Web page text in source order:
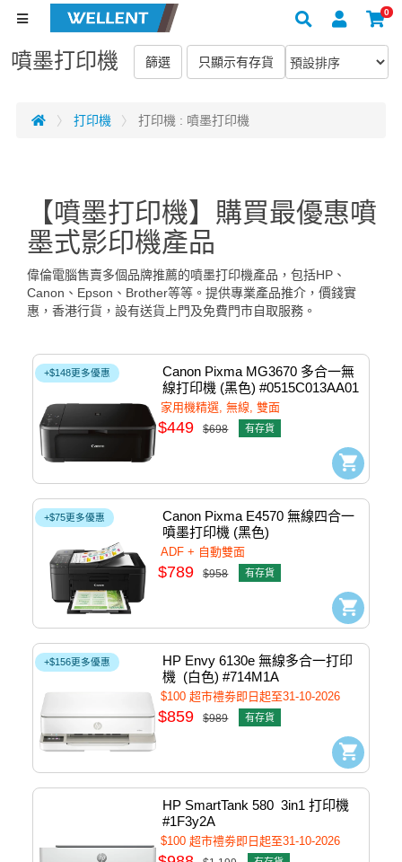
0
噴墨打印機
打印機 打印機 : 噴墨打印機
【噴墨打印機】購買最優惠噴
墨式影印機產品
偉倫電腦售賣多個品牌推薦的噴墨打印機產品，包括HP、
Canon、Epson、Brother等等。提供專業產品推介，價錢實
惠，香港行貨，設有送貨上門及免費門市自取服務。
+$148更多優惠
Canon Pixma MG3670 多合一無
線打印機 (黑色) #0515C013AA01
家用機精選, 無線, 雙面
$449 $698 有存貨
+$75更多優惠
Canon Pixma E4570 無線四合一
噴墨打印機 (黑色)
#5073C012AC02
ADF + 自動雙面
$789 $958 有存貨
+$156更多優惠
HP Envy 6130e 無線多合一打印
機  (白色) #714M1A
$100 超市禮劵即日起至31-10-2026
$859 $989 有存貨
HP SmartTank 580  3in1 打印機
#1F3y2A
$100 超市禮劵即日起至31-10-2026